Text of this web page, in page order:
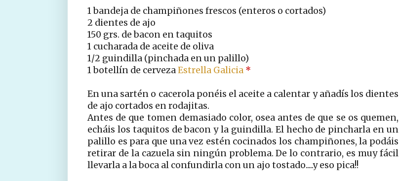
1 bandeja de champiñones frescos (enteros o cortados)
2 dientes de ajo
150 grs. de bacon en taquitos
1 cucharada de aceite de oliva
1/2 guindilla (pinchada en un palillo)
1 botellín de cervezaEstrella Galicia *
En una sartén o cacerola ponéis el aceite a calentar y añadís los dientes
de ajo cortados en rodajitas.
Antes de que tomen demasiado color, osea antes de que se os quemen,
echáis los taquitos de bacon y la guindilla. El hecho de pincharla en un
palillo es para que una vez estén cocinados los champiñones, la podáis
retirar de la cazuela sin ningún problema. De lo contrario, es muy fácil
llevarla a la boca al confundirla con un ajo tostado.....y eso pica!!